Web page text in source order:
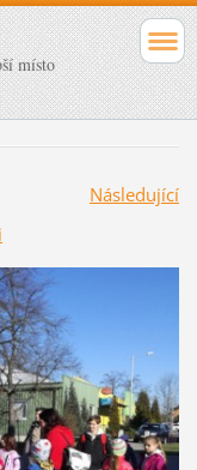
místo
Následující